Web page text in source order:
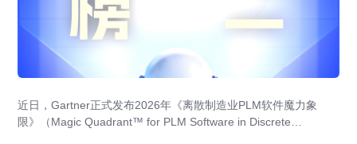
近日，Gartner正式发布2026年《离散制造业PLM软件魔力象
限》（Magic Quadrant™ for PLM Software in Discrete